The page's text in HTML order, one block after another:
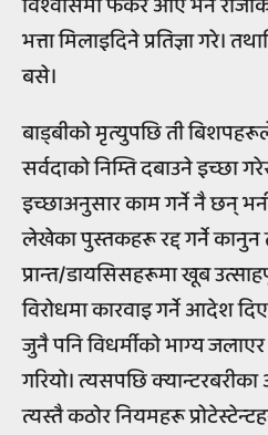
भत्ता मिलाइदिने प्रतिज्ञा गरे।
बसे।
बाड्बीको मृत्युपछि ती
सर्वदाको निम्ति दबाउने इच्छा
इच्छाअनुसार काम गर्ने नै छन्
लेखेका पुस्तकहरू रद्द गर्ने कानुन
प्रान्त/डायसिसहरूमा खूब
विरोधमा कारवाइ गर्ने आदेश
जुनै पनि विधर्मीको भाग्य
गरियो। त्यसपछि
त्यस्तै कठोर नियमहरू